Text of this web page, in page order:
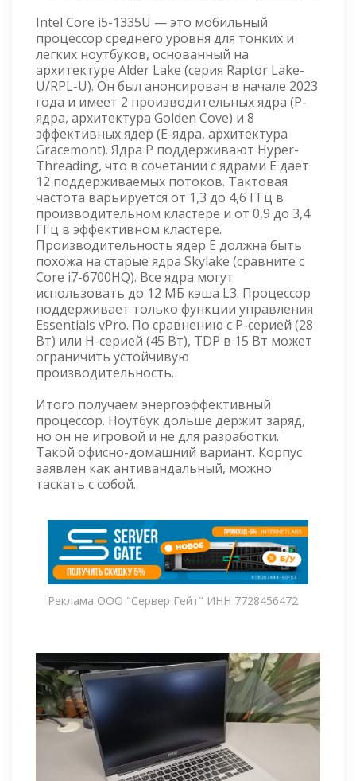
Intel Core i5-1335U — это мобильный
процессор среднего уровня для тонких и
легких ноутбуков, основанный на
архитектуре Alder Lake (серия Raptor Lake-
U/RPL-U). Он был анонсирован в начале 2023
года и имеет 2 производительных ядра (P-
ядра, архитектура Golden Cove) и 8
эффективных ядер (E-ядра, архитектура
Gracemont). Ядра P поддерживают Hyper-
Threading, что в сочетании с ядрами E дает
12 поддерживаемых потоков. Тактовая
частота варьируется от 1,3 до 4,6 ГГц в
производительном кластере и от 0,9 до 3,4
ГГц в эффективном кластере.
Производительность ядер E должна быть
похожа на старые ядра Skylake (сравните с
Core i7-6700HQ). Все ядра могут
использовать до 12 МБ кэша L3. Процессор
поддерживает только функции управления
Essentials vPro. По сравнению с P-серией (28
Вт) или H-серией (45 Вт), TDP в 15 Вт может
ограничить устойчивую
производительность.
Итого получаем энергоэффективный
процессор. Ноутбук дольше держит заряд,
но он не игровой и не для разработки.
Такой офисно-домашний вариант. Корпус
заявлен как антивандальный, можно
таскать с собой.
Реклама ООО "Сервер Гейт" ИНН 7728456472